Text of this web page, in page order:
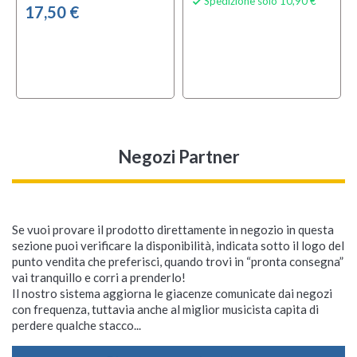
17,50 €
CASIO CDP-S110 Black
Tastiera Portatile
Al momento non
disponibile
Tastiera Portatile
disponibile
CASIO SA-77
Tastiera Portatile
Al momento non
disponibile
Custodia Morbida per
Tastiera
disponibile
CASIO CDP-130 BK
Stage Piano
Al momento non
disponibile
disponibile
CASIO AD-A12150
Al momento non
disponibile
Tastiera Portatile
disponibile
CASIO SA-76
Tastiera Portatile
Al momento non
disponibile
Negozi Partner
Se vuoi provare il prodotto direttamente in negozio in questa
sezione puoi verificare la disponibilità, indicata sotto il logo del
punto vendita che preferisci, quando trovi in “pronta consegna”
vai tranquillo e corri a prenderlo!
Il nostro sistema aggiorna le giacenze comunicate dai negozi
con frequenza, tuttavia anche al miglior musicista capita di
perdere qualche stacco...